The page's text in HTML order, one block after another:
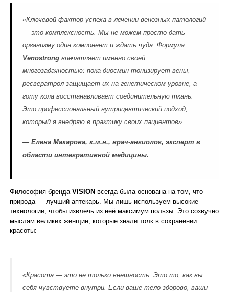
«Ключевой фактор успеха в лечении венозных патологий
— это комплексность. Мы не можем просто дать
организму один компонент и ждать чуда. Формула
Venostrong впечатляет именно своей
многозадачностью: пока диосмин тонизирует вены,
ресвератрол защищает их на генетическом уровне, а
готу кола восстанавливает соединительную ткань.
Это профессиональный нутрицевтический подход,
который я внедряю в практику своих пациентов».
— Елена Макарова, к.м.н., врач-ангиолог, эксперт в
области интегративной медицины.
Философия брендаVISION всегда была основана на том, что
природа — лучший аптекарь. Мы лишь используем высокие
технологии, чтобы извлечь из неё максимум пользы. Это созвучно
мыслям великих женщин, которые знали толк в сохранении
красоты:
«Красота — это не только внешность. Это то, как вы
себя чувствуете внутри. Если ваше тело здорово, ваши